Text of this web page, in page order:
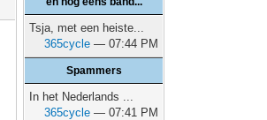
Tsja, met een heiste...
365cycle — 07:44 PM
Spammers
In het Nederlands ...
365cycle — 07:41 PM